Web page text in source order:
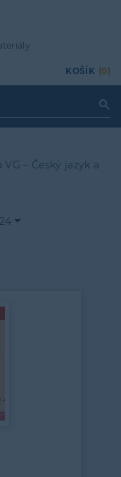
KOŠÍK (0)
VG – Český jazyk a